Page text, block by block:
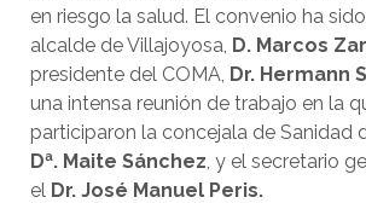
en riesgo la salud. El convenio ha
alcalde de Villajoyosa, D. Marcos
presidente del COMA, Dr. Hermann
una intensa reunión de trabajo en la
participaron la concejala de Sanidad
Dª. Maite Sánchez, y el secretario
el Dr. José Manuel Peris.